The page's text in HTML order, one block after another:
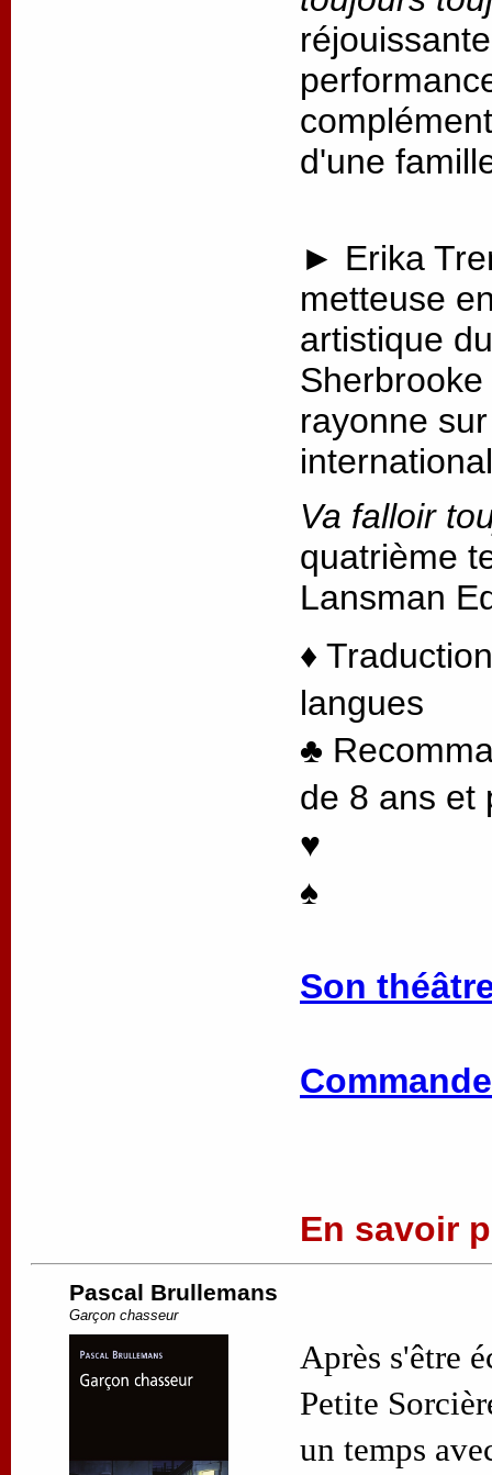
d'une
► Erika
metteuse
artistique
rayonne
Va falloir
quatrième
Lansman
♦
langues
♣
de 8 ans et
♥
♠
Son
En savoir
Pascal Brullemans
Garçon chasseur
Après s'être
Petite
un temps